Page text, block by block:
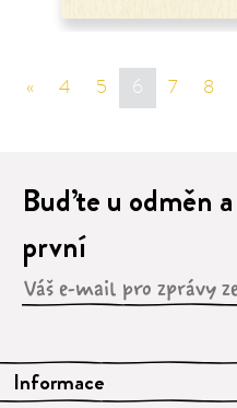
« sr.page.previous
4 5 6 7 8
Informace
Buďte u odměn
první